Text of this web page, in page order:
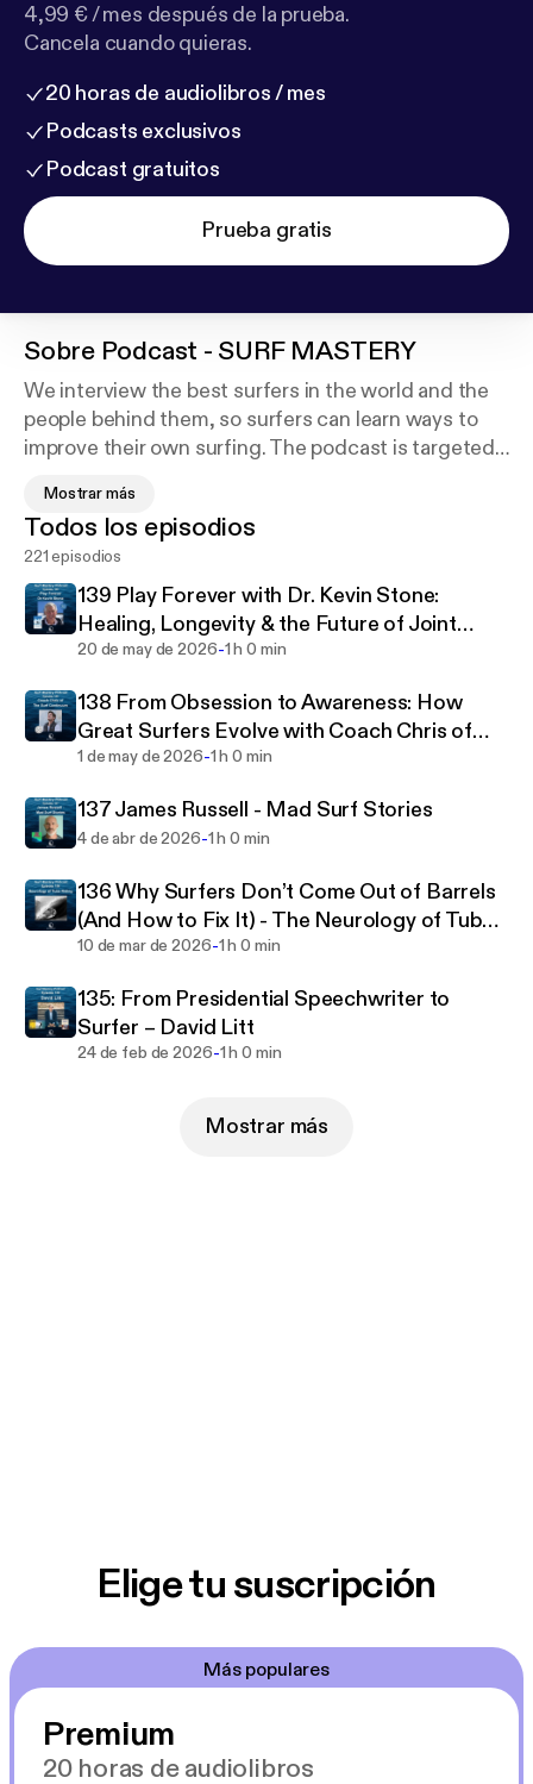
4,99 € / mes después de la prueba.
Cancela cuando quieras.
20 horas de audiolibros / mes
Podcasts exclusivos
Podcast gratuitos
Prueba gratis
Sobre Podcast - SURF MASTERY
We interview the best surfers in the world and the
people behind them, so surfers can learn ways to
improve their own surfing. The podcast is targeted
progress their surfing as well as enhance their surf
longevity & health. Each interview will educate the
listener on ways to refine and progress their surfing
and/or increase their surf longevity.
Mostrar más
Todos los episodios
221 episodios
139 Play Forever with Dr. Kevin Stone:
Healing, Longevity & the Future of Joint
Health
20 de may de 2026-1 h 0 min
138 From Obsession to Awareness: How
Great Surfers Evolve with Coach Chris of
The Surf Continuum
1 de may de 2026-1 h 0 min
137 James Russell - Mad Surf Stories
4 de abr de 2026-1 h 0 min
136 Why Surfers Don’t Come Out of Barrels
(And How to Fix It) - The Neurology of Tube
Riding
10 de mar de 2026-1 h 0 min
135: From Presidential Speechwriter to
Surfer – David Litt
24 de feb de 2026-1 h 0 min
Mostrar más
Elige tu suscripción
Más populares
Premium
20 horas de audiolibros